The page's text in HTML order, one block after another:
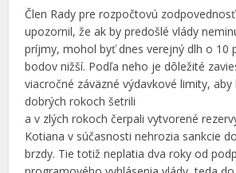
Člen Rady pre rozpočtovú
upozornil, že ak by predošlé vlády
príjmy, mohol byť dnes verejný dlh o 10
bodov nižší. Podľa neho je dôležité
viacročné záväzné výdavkové limity, aby
dobrých rokoch šetrili
a v zlých rokoch čerpali vytvorené
Kotiana v súčasnosti nehrozia sankcie
brzdy. Tie totiž neplatia dva roky od